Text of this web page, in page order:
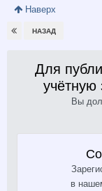
Наверх
НАЗАД
Для
учётную
Вы
в